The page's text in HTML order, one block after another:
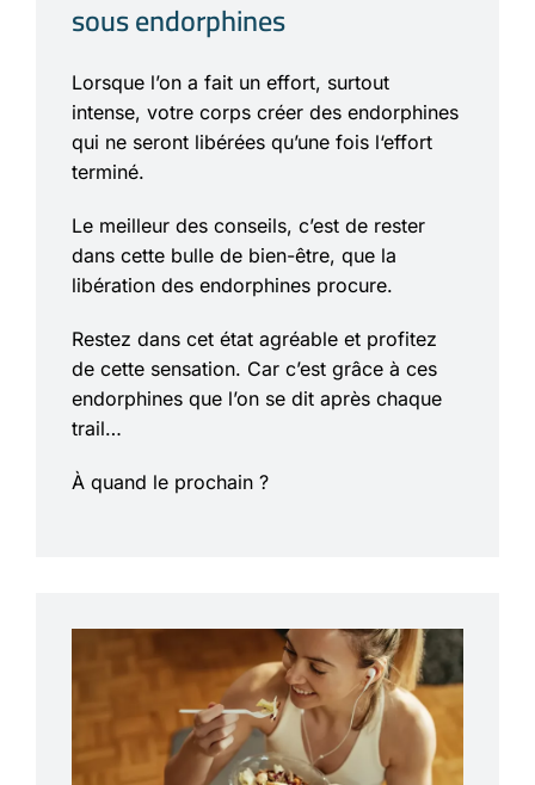
sous endorphines
Lorsque l’on a fait un effort, surtout
intense, votre corps créer des endorphines
qui ne seront libérées qu’une fois l‘effort
terminé.
Le meilleur des conseils, c’est de rester
dans cette bulle de bien-être, que la
libération des endorphines procure.
Restez dans cet état agréable et profitez
de cette sensation. Car c’est grâce à ces
endorphines que l’on se dit après chaque
trail…
À quand le prochain ?